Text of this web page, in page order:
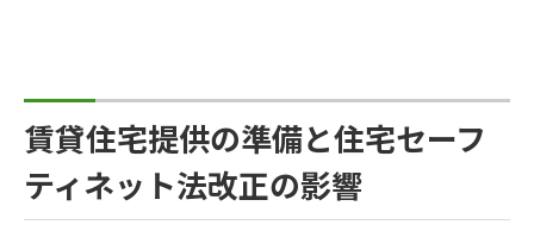
賃貸住宅提供の準備と住宅セーフ
ティネット法改正の影響